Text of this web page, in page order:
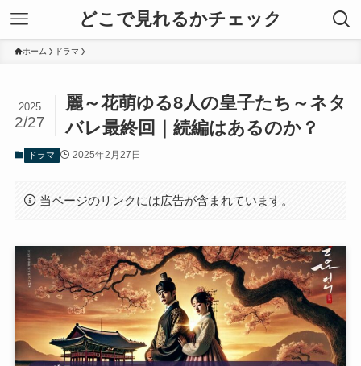
どこで見れるかチェック
ホーム ドラマ
麗～花萌ゆる8人の皇子たち～ネタ
バレ最終回｜続編はあるのか？
2025
2/27
ドラマ 2025年2月27日
当ページのリンクには広告が含まれています。